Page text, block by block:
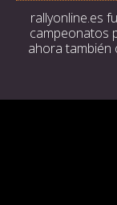
rallyonline.es
campeonatos
ahora también